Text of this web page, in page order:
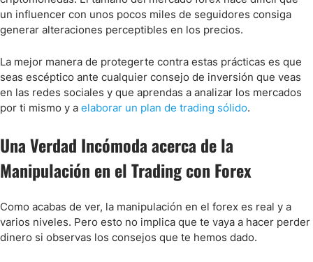
un influencer con unos pocos miles de seguidores consiga
generar alteraciones perceptibles en los precios.
La mejor manera de protegerte contra estas prácticas es que
seas escéptico ante cualquier consejo de inversión que veas
en las redes sociales y que aprendas a analizar los mercados
por ti mismo y a elaborar un plan de trading sólido.
Una Verdad Incómoda acerca de la
Manipulación en el Trading con Forex
Como acabas de ver, la manipulación en el forex es real y a
varios niveles. Pero esto no implica que te vaya a hacer perder
dinero si observas los consejos que te hemos dado.